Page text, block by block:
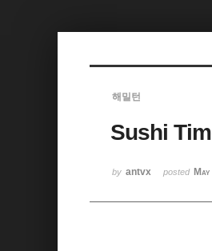
해밀턴
Sushi
by antvx posted
스케치북5
스케치북5